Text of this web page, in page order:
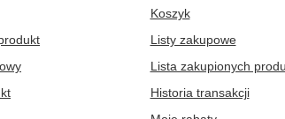
Koszyk
Listy zakupowe
Lista zakupionych
Historia transakcji